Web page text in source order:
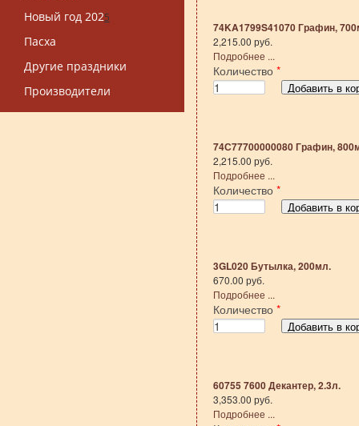
Новый год 2025
Пасха
Другие праздники
Производители
74KA1799S41070 Графин,
2,215.00 руб.
Подробнее ...
Количество *
74С77700000080 Графин,
2,215.00 руб.
Подробнее ...
Количество *
3GL020 Бутылка, 200мл.
670.00 руб.
Подробнее ...
Количество *
60755 7600 Декантер, 2.3л.
3,353.00 руб.
Подробнее ...